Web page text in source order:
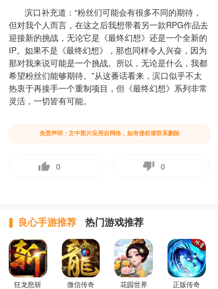
滨口补充道：“粉丝们可能会有很多不同的期待，
但对我个人而言，在这之后我想带着另一款RPG作品去
迎接新的挑战，无论它是《最终幻想》还是一个全新的
IP。如果不是《最终幻想》，那也同样令人兴奋，因为
那对我来说可能是一个挑战。所以，无论是什么，我都
希望粉丝们能够期待。”从这番话看来，滨口似乎不太
热衷于再接手一个重制项目，但《最终幻想》系列非常
灵活，一切皆有可能。
免责声明：文中图片应用自网络，如有侵权请联系删除
0 0
良心手游推荐 热门游戏推荐
狂龙怒斩 微信传奇 花园世界 正版传奇